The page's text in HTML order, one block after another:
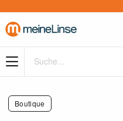
Zum Hauptinhalt springen
Boutique